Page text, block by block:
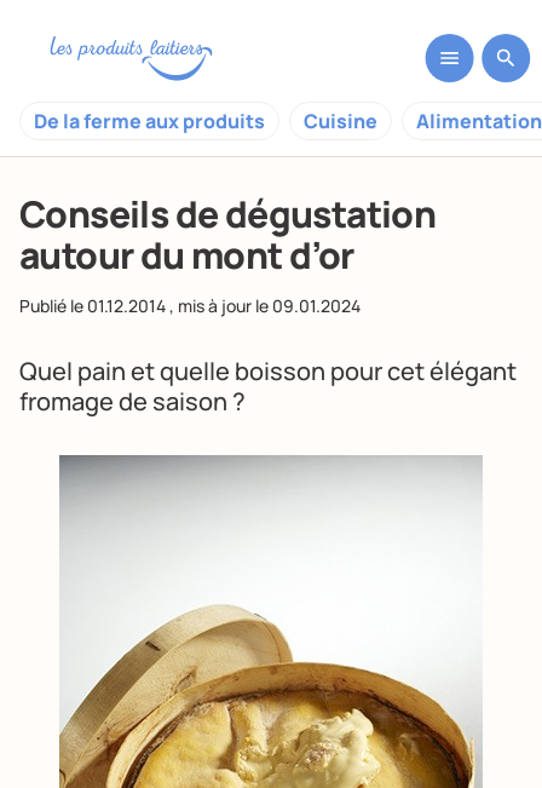
De la ferme aux produits Cuisine
Conseils de dégustation
autour du mont d’or
Publié le 01.12.2014, mis à jour le 09.01.2024
Quel pain et quelle boisson pour cet élégant
fromage de saison ?